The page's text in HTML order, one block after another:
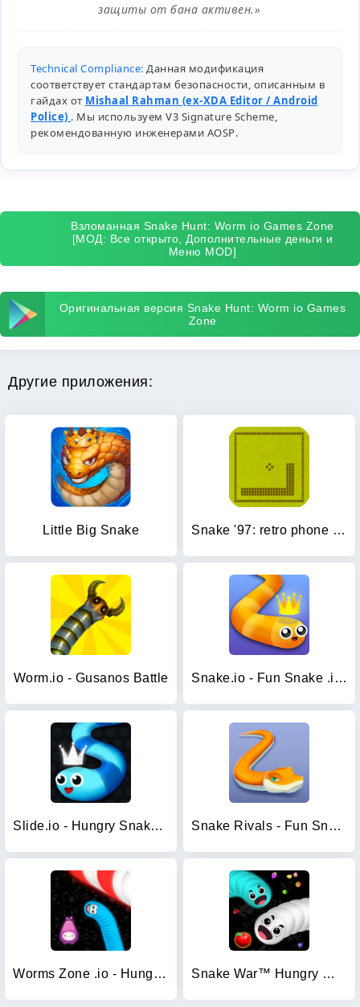
защиты от бана активен.»
Technical Compliance: Данная модификация
соответствует стандартам безопасности, описанным в
гайдах от Mishaal Rahman (ex-XDA Editor / Android
Police) . Мы используем V3 Signature Scheme,
рекомендованную инженерами AOSP.
Взломанная Snake Hunt: Worm io Games Zone
[МОД: Все открыто, Дополнительные деньги и
Меню MOD]
Оригинальная версия Snake Hunt: Worm io Games
Zone
Другие приложения:
Little Big Snake Snake '97: retro phone classic
Worm.io - Gusanos Battle Snake.io - Fun Snake .io Games
Slide.io - Hungry Snake Game Snake Rivals - Fun Snake Game
Worms Zone .io - Hungry Snake Snake War™ Hungry Worm.io Game